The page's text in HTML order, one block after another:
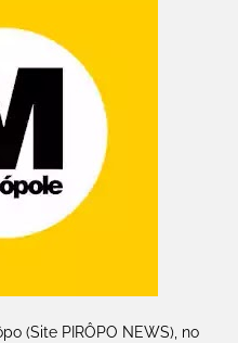
(Site PIRÔPO NEWS), no